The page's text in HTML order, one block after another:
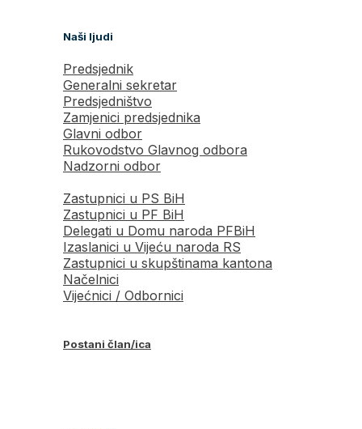
Naši ljudi
Predsjednik
Generalni sekretar
Predsjedništvo
Zamjenici predsjednika
Glavni odbor
Rukovodstvo Glavnog odbora
Nadzorni odbor
Zastupnici u PS BiH
Zastupnici u PF BiH
Delegati u Domu naroda PFBiH
Izaslanici u Vijeću naroda RS
Zastupnici u skupštinama kantona
Načelnici
Vijećnici / Odbornici
Postani član/ica